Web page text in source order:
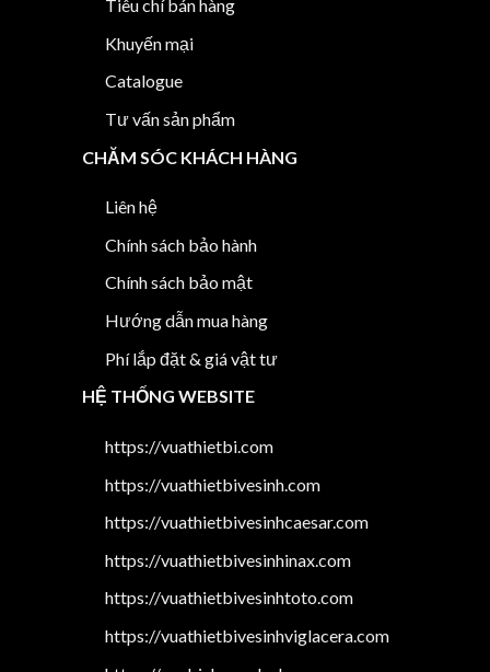
Tiêu chí bán hàng
Khuyến mại
Catalogue
Tư vấn sản phẩm
CHĂM SÓC KHÁCH HÀNG
Liên hệ
Chính sách bảo hành
Chính sách bảo mật
Hướng dẫn mua hàng
Phí lắp đặt & giá vật tư
HỆ THỐNG WEBSITE
https://vuathietbi.com
https://vuathietbivesinh.com
https://vuathietbivesinhcaesar.com
https://vuathietbivesinhinax.com
https://vuathietbivesinhtoto.com
https://vuathietbivesinhviglacera.com